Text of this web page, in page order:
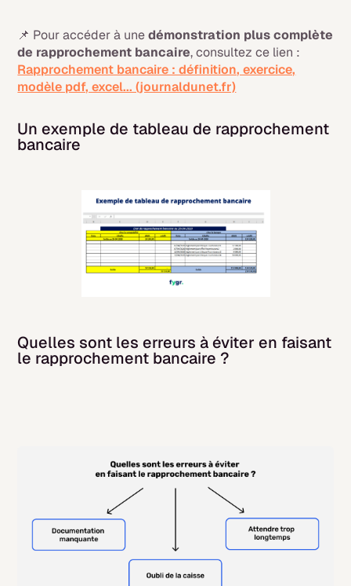
📌 Pour accéder à unedémonstration plus complète
de rapprochement bancaire, consultez ce lien :
Rapprochement bancaire : définition, exercice,
modèle pdf, excel... (journaldunet.fr)
Un exemple de tableau de rapprochement
bancaire
Quelles sont les erreurs à éviter en faisant
le rapprochement bancaire ?